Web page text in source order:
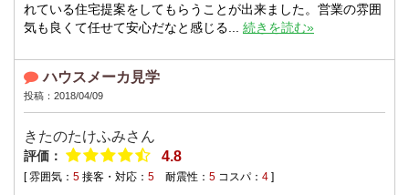
れている住宅提案をしてもらうことが出来ました。営業の雰囲
気も良くて任せて安心だなと感じる... 続きを読む»
ハウスメーカ見学
投稿：2018/04/09
きたのたけふみさん
評価： 4.8
[ 雰囲気： 5 接客・対応： 5 耐震性： 5 コスパ： 4 ]